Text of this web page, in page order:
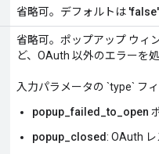
省略可。デフォルトは 'false'
省略可。ポップアップ ウィ
ど、OAuth 以外のエラーを
入力パラメータの `type` フ
popup_failed_to_open
popup_closed: OAuth